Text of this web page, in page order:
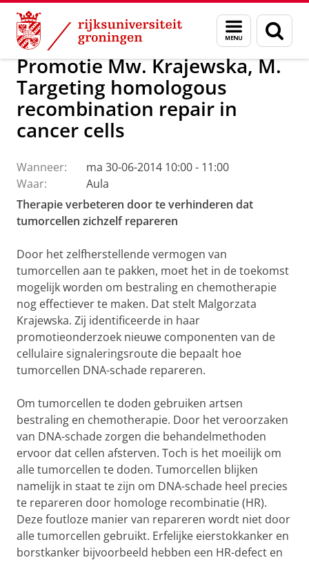
Skip
Content
Skip
Navigation
Menu
en
zoeken
Over ons Actueel Nieuws
Promotie Mw. Krajewska, M.
Targeting homologous
recombination repair in
cancer cells
Wanneer:
ma 30-06-2014 10:00 - 11:00
Waar:
Aula
Therapie verbeteren door te verhinderen dat
tumorcellen zichzelf repareren
Door het zelfherstellende vermogen van
tumorcellen aan te pakken, moet het in de toekomst
mogelijk worden om bestraling en chemotherapie
nog effectiever te maken. Dat stelt Malgorzata
Krajewska. Zij identificeerde in haar
promotieonderzoek nieuwe componenten van de
cellulaire signaleringsroute die bepaalt hoe
tumorcellen DNA-schade repareren.
Om tumorcellen te doden gebruiken artsen
bestraling en chemotherapie. Door het veroorzaken
van DNA-schade zorgen die behandelmethoden
ervoor dat cellen afsterven. Toch is het moeilijk om
alle tumorcellen te doden. Tumorcellen blijken
namelijk in staat te zijn om DNA-schade heel precies
te repareren door homologe recombinatie (HR).
Deze foutloze manier van repareren wordt niet door
alle tumorcellen gebruikt. Erfelijke eierstokkanker en
borstkanker bijvoorbeeld hebben een HR-defect en